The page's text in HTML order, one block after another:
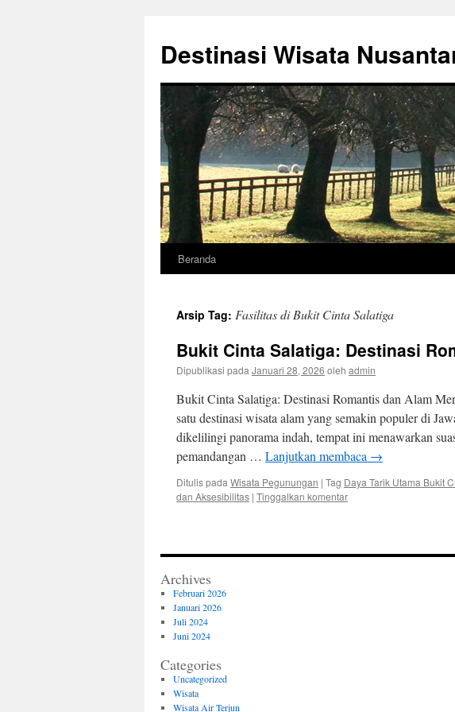
Destinasi Wisata
Langsung
Beranda
Arsip Tag: Fasilitas di Bukit Cinta Salatiga
Bukit Cinta Salatiga: Destinasi
Dipublikasi pada Januari 28, 2026 oleh admin
Bukit Cinta Salatiga: Destinasi Romantis dan Alam
satu destinasi wisata alam yang semakin populer di
dikelilingi panorama indah, tempat ini menawarkan
pemandangan … Lanjutkan membaca →
Ditulis pada Wisata Pegunungan | Tag Daya Tarik Utama Bukit
dan Aksesibilitas | Tinggalkan komentar
Archives
Februari 2026
Januari 2026
Juli 2024
Juni 2024
Categories
Uncategorized
Wisata
Wisata Air Terjun